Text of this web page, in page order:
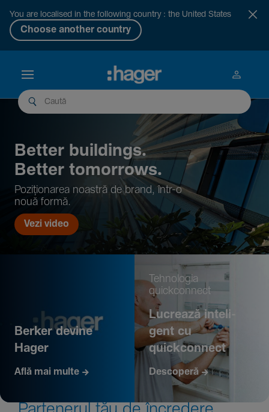
You are localised in the following country : the United States
Choose another country
Better buil­dings.
Better tomor­rows.
Pozi­țio­narea noastră de brand, într-o
nouă formă.
Vezi video
Berker devine
Hager
Află mai multe
Tehno­logia
quickconnect
Lucrează inte­li­
gent cu
quickconnect
Descoperă